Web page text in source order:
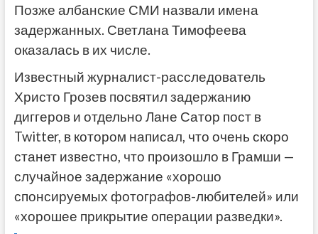
Позже албанские СМИ назвали имена
задержанных. Светлана Тимофеева
оказалась в их числе.
Известный журналист-расследователь
Христо Грозев посвятил задержанию
диггеров и отдельно Лане Сатор пост в
Twitter, в котором написал, что очень скоро
станет известно, что произошло в Грамши —
случайное задержание «хорошо
спонсируемых фотографов-любителей» или
«хорошее прикрытие операции разведки».